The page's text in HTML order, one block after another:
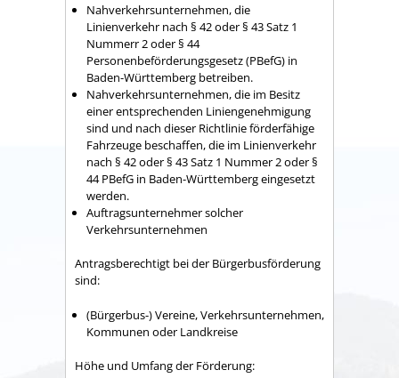
Nahverkehrsunternehmen, die
Linienverkehr nach § 42 oder § 43 Satz 1
Nummerr 2 oder § 44
Personenbeförderungsgesetz (PBefG) in
Baden-Württemberg betreiben.
Nahverkehrsunternehmen, die im Besitz
einer entsprechenden Liniengenehmigung
sind und nach dieser Richtlinie förderfähige
Fahrzeuge beschaffen, die im Linienverkehr
nach § 42 oder § 43 Satz 1 Nummer 2 oder §
44 PBefG in Baden-Württemberg eingesetzt
werden.
Auftragsunternehmer solcher
Verkehrsunternehmen
Antragsberechtigt bei der Bürgerbusförderung
sind:
(Bürgerbus-) Vereine, Verkehrsunternehmen,
Kommunen oder Landkreise
Höhe und Umfang der Förderung: